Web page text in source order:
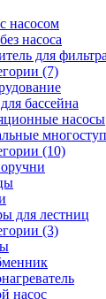
насосом
насоса
для фильтра
(7)
бассейна
насосы
(10)
для лестниц
(3)
насос